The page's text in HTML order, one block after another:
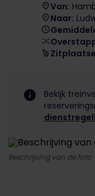
Van:
Naar:
Bekijk
Beschrijving van de foto